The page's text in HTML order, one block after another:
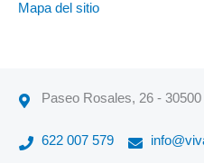
Mapa del sitio
Paseo Rosales, 26 -
622 007 579